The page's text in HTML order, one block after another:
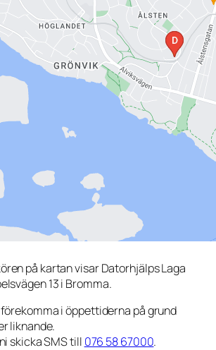
på kartan visar Datorhjälps Laga
13 i Bromma.
i öppettiderna på grund
liknande.
skicka SMS till 076 58 67000.